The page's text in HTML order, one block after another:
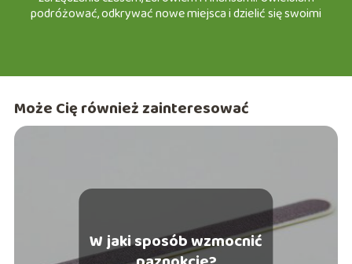
podróżować, odkrywać nowe miejsca i dzielić się swoimi
coś dla siebie!
Może Cię również zainteresować
W jaki sposób wzmocnić